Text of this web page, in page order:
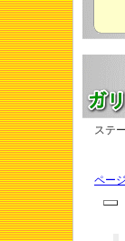
ステ
ペー